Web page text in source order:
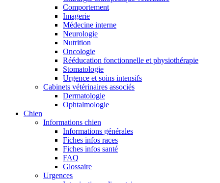
Comportement
Imagerie
Médecine interne
Neurologie
Nutrition
Oncologie
Rééducation fonctionnelle et physiothérapie
Stomatologie
Urgence et soins intensifs
Cabinets vétérinaires associés
Dermatologie
Ophtalmologie
Chien
Informations chien
Informations générales
Fiches infos races
Fiches infos santé
FAQ
Glossaire
Urgences